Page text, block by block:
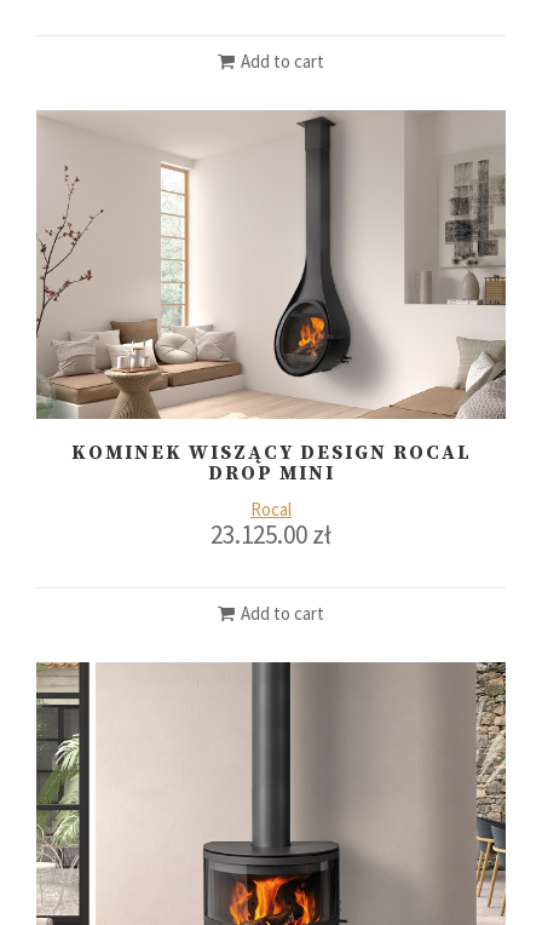
Add to cart
KOMINEK WISZĄCY DESIGN ROCAL
DROP MINI
Rocal
23.125.00zł
Add to cart